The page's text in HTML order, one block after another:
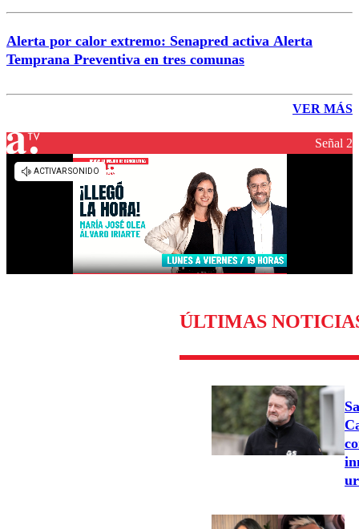
Alerta por calor extremo: Senapred activa Alerta
Temprana Preventiva en tres comunas
VER MÁS
Señal 2
ÚLTIMAS